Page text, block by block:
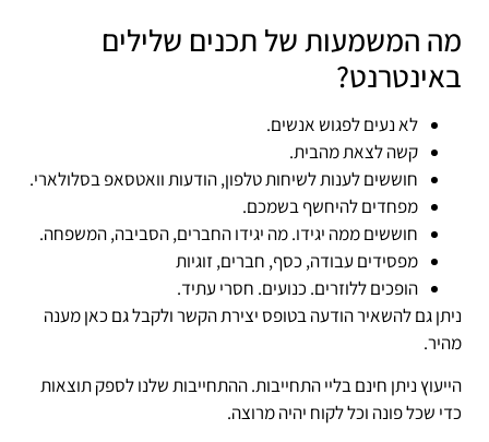
מה המשמעות של תכנים שלילים
באינטרנט?
לא נעים לפגוש אנשים.
קשה לצאת מהבית.
חוששים לענות לשיחות טלפון, הודעות וואטסאפ בסלולארי.
מפחדים להיחשף בשמכם.
חוששים ממה יגידו. מה יגידו החברים, הסביבה, המשפחה.
מפסידים עבודה, כסף, חברים, זוגיות
הופכים ללוזרים. כנועים. חסרי עתיד.
ניתן גם להשאיר הודעה בטופס יצירת הקשר ולקבל גם כאן מענה
מהיר.
הייעוץ ניתן חינם בליי התחייבות. ההתחייבות שלנו לספק תוצאות
כדי שכל פונה וכל לקוח יהיה מרוצה.